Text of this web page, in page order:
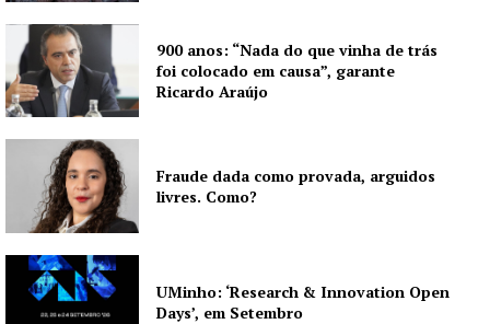
900 anos: “Nada do que vinha de trás
foi colocado em causa”, garante
Ricardo Araújo
Fraude dada como provada, arguidos
livres. Como?
UMinho: ‘Research & Innovation Open
Days’, em Setembro